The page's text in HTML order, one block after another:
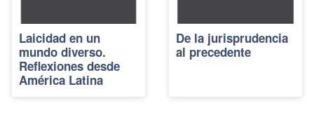
Laicidad en un
mundo diverso.
Reflexiones desde
América Latina
De la jurisprudencia
al precedente